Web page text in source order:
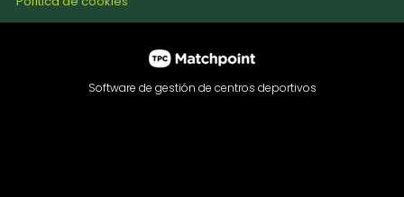
Software de gestión de centros deportivos